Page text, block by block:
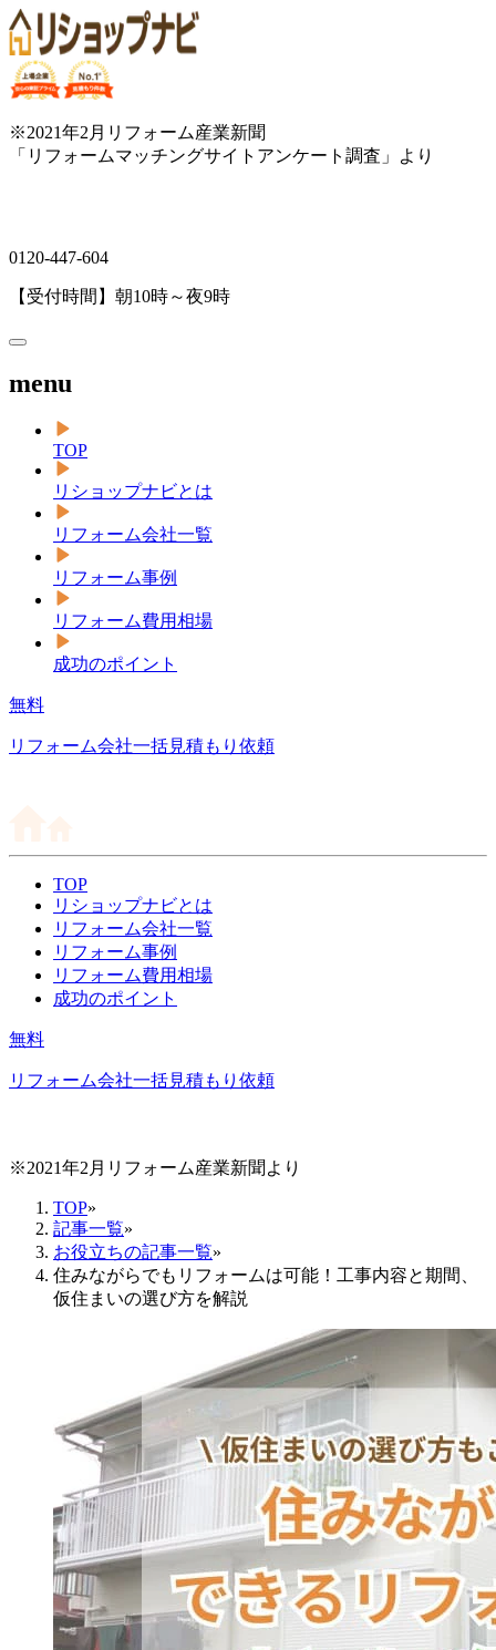
※2021年2月リフォーム産業新聞
「リフォームマッチングサイトアンケート調査」より
0120-447-604
【受付時間】朝10時～夜9時
menu
TOP
リショップナビとは
リフォーム会社一覧
リフォーム事例
リフォーム費用相場
成功のポイント
無料
リフォーム会社一括見積もり依頼
TOP
リショップナビとは
リフォーム会社一覧
リフォーム事例
リフォーム費用相場
成功のポイント
無料
リフォーム会社一括見積もり依頼
※2021年2月リフォーム産業新聞より
TOP»
記事一覧»
お役立ちの記事一覧»
住みながらでもリフォームは可能！工事内容と期間、
仮住まいの選び方を解説